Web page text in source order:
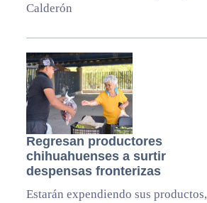
Calderón
Regresan productores
chihuahuenses a surtir
despensas fronterizas
Estarán expendiendo sus productos,